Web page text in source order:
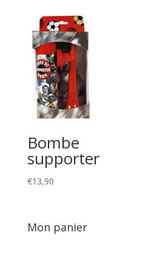
Bombe
supporter
€13,90
Mon panier